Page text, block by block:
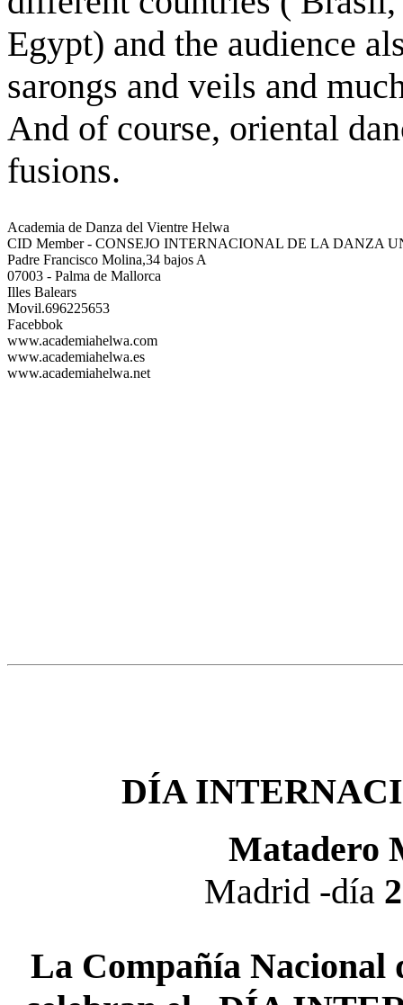
Egypt) and the audience
sarongs and veils and
And of course, oriental
fusions.
Academia de Danza del Vientre Helwa
CID Member - CONSEJO INTERNACIONAL DE LA DANZA
Padre Francisco Molina,34 bajos A
07003 - Palma de Mallorca
Illes Balears
Movil.696225653
Facebbok
www.academiahelwa.com
www.academiahelwa.es
www.academiahelwa.net
DÍA
Matadero
Madrid -día
La Compañía